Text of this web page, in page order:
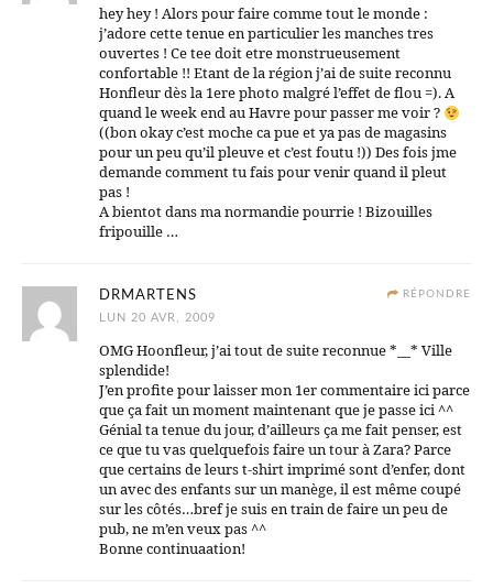
hey hey ! Alors pour faire comme tout le monde :
j’adore cette tenue en particulier les manches tres
ouvertes ! Ce tee doit etre monstrueusement
confortable !! Etant de la région j’ai de suite reconnu
Honfleur dès la 1ere photo malgré l’effet de flou =). A
quand le week end au Havre pour passer me voir ?
((bon okay c’est moche ca pue et ya pas de magasins
pour un peu qu’il pleuve et c’est foutu !)) Des fois jme
demande comment tu fais pour venir quand il pleut
pas !
A bientot dans ma normandie pourrie ! Bizouilles
fripouille …
RÉPONDRE
DRMARTENS
LUN 20 AVR, 2009
OMG Hoonfleur, j’ai tout de suite reconnue *__* Ville
splendide!
J’en profite pour laisser mon 1er commentaire ici parce
que ça fait un moment maintenant que je passe ici ^^
Génial ta tenue du jour, d’ailleurs ça me fait penser, est
ce que tu vas quelquefois faire un tour à Zara? Parce
que certains de leurs t-shirt imprimé sont d’enfer, dont
un avec des enfants sur un manège, il est même coupé
sur les côtés…bref je suis en train de faire un peu de
pub, ne m’en veux pas ^^
Bonne continuaation!